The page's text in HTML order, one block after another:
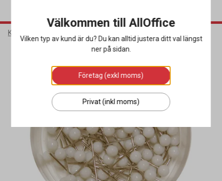
Kontorsmaterial
Välkommen till AllOffice
Vilken typ av kund är du? Du kan alltid justera ditt val längst
ner på sidan.
Företag (exkl moms)
Privat (inkl moms)